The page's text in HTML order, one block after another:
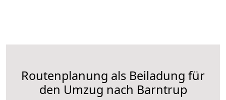
Routenplanung als Beiladung für
den Umzug nach Barntrup